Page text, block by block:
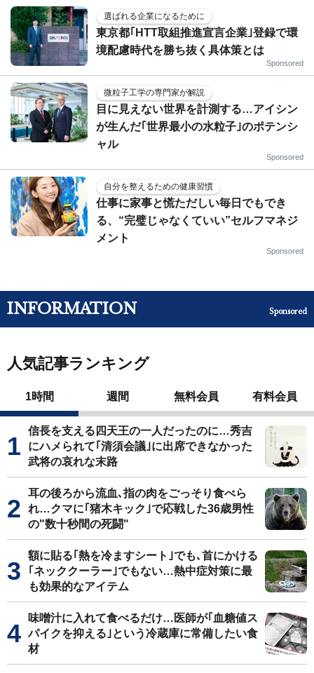
選ばれる企業になるために
東京都｢HTT取組推進宣言企業｣登録で環
境配慮時代を勝ち抜く具体策とは
Sponsored
微粒子工学の専門家が解説
目に見えない世界を計測する…アイシン
が生んだ｢世界最小の水粒子｣のポテンシ
ャル
Sponsored
自分を整えるための健康習慣
仕事に家事と慌ただしい毎日でもでき
る、“完璧じゃなくていい”セルフマネジ
メント
Sponsored
INFORMATION Sponsored
人気記事ランキング
1時間 週間 無料会員 有料会員
信長を支える四天王の一人だったのに…秀吉
にハメられて｢清須会議｣に出席できなかった
武将の哀れな末路
耳の後ろから流血､指の肉をごっそり食べら
れ…クマに｢猪木キック｣で応戦した36歳男性
の"数十秒間の死闘"
額に貼る｢熱を冷ますシート｣でも､首にかける
｢ネッククーラー｣でもない…熱中症対策に最
も効果的なアイテム
味噌汁に入れて食べるだけ…医師が｢血糖値ス
パイクを抑える｣という冷蔵庫に常備したい食
材